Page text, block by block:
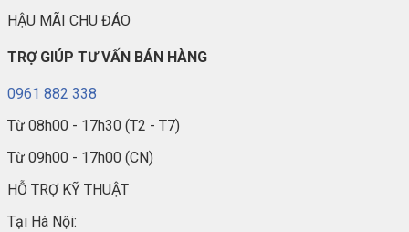
HẬU MÃI CHU ĐÁO
TRỢ GIÚP TƯ VẤN BÁN HÀNG
0961 882 338
Từ 08h00 - 17h30 (T2 - T7)
Từ 09h00 - 17h00 (CN)
HỖ TRỢ KỸ THUẬT
Tại Hà Nội: